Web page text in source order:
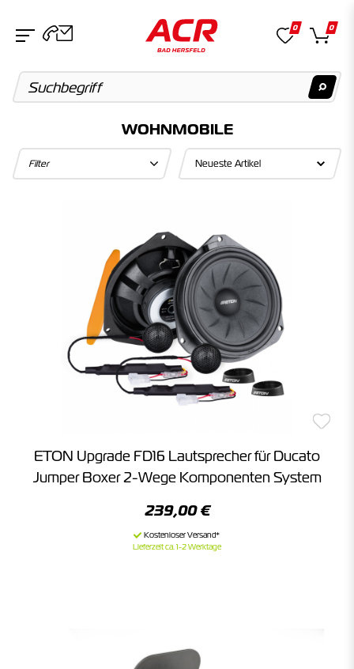
Keine Suchergebnisse gefunden.
Keine Suchergebnisse gefunden.
Keine Suchergebnisse gefunden.
0 0
WOHNMOBILE
Filter
ETON Upgrade FD16 Lautsprecher für Ducato
Jumper Boxer 2-Wege Komponenten System
239,00 €
Lieferzeit ca. 1-2 Werktage